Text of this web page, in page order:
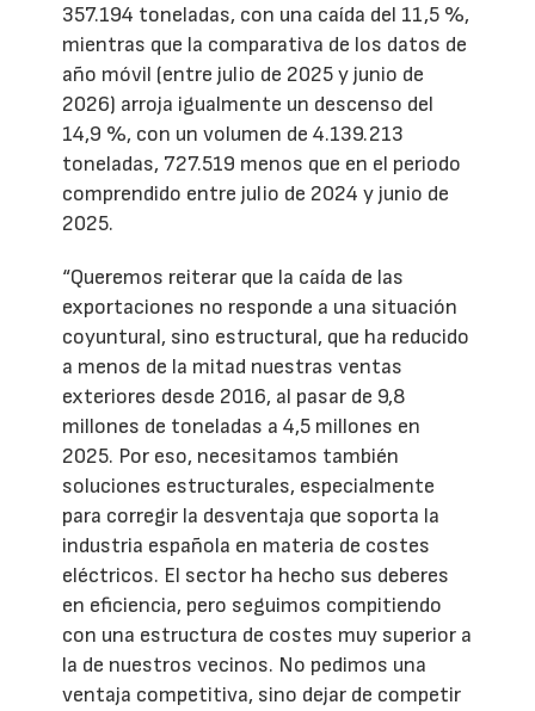
357.194 toneladas, con una caída del 11,5 %,
mientras que la comparativa de los datos de
año móvil (entre julio de 2025 y junio de
2026) arroja igualmente un descenso del
14,9 %, con un volumen de 4.139.213
toneladas, 727.519 menos que en el periodo
comprendido entre julio de 2024 y junio de
2025.
“Queremos reiterar que la caída de las
exportaciones no responde a una situación
coyuntural, sino estructural, que ha reducido
a menos de la mitad nuestras ventas
exteriores desde 2016, al pasar de 9,8
millones de toneladas a 4,5 millones en
2025. Por eso, necesitamos también
soluciones estructurales, especialmente
para corregir la desventaja que soporta la
industria española en materia de costes
eléctricos. El sector ha hecho sus deberes
en eficiencia, pero seguimos compitiendo
con una estructura de costes muy superior a
la de nuestros vecinos. No pedimos una
ventaja competitiva, sino dejar de competir